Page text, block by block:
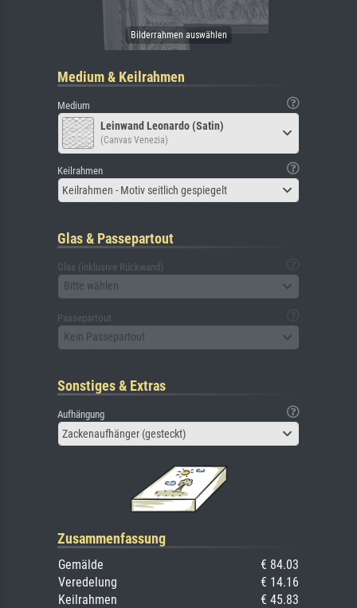
Medium & Keilrahmen
Medium
Leinwand Leonardo (Satin)
(Canvas Venezia)
Keilrahmen
Keilrahmen - Motiv seitlich gespiegelt
Glas & Passepartout
Glas (inklusive Rückwand)
Bitte wählen
Passepartout
Kein Passepartout
Sonstiges & Extras
Aufhängung
Zackenaufhänger (gesteckt)
Zusammenfassung
Gemälde
€ 84.03
Veredelung
€ 14.16
Keilrahmen
€ 45.83